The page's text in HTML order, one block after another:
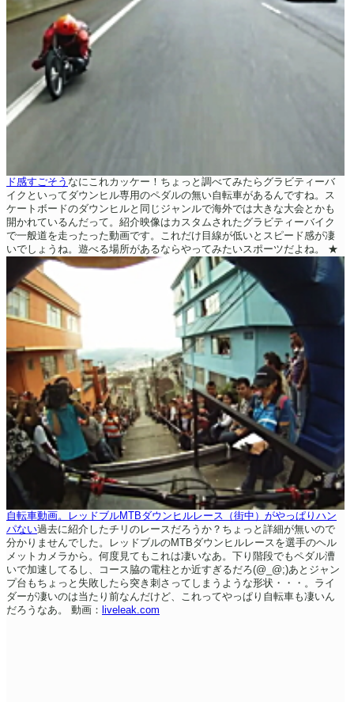
ド感すごそう なにこれカッケー！ちょっと調べてみたらグラビティーバ
イクといってダウンヒル専用のペダルの無い自転車があるんですね。ス
ケートボードのダウンヒルと同じジャンルで海外では大きな大会とかも
開かれているんだって。紹介映像はカスタムされたグラビティーバイク
で一般道を走ったった動画です。これだけ目線が低いとスピード感が凄
いでしょうね。遊べる場所があるならやってみたいスポーツだよね。
★
自転車動画。レッドブルMTBダウンヒルレース（街中）がやっぱりハン
パない過去に紹介したチリのレースだろうか？ちょっと詳細が無いので
分かりませんでした。レッドブルのMTBダウンヒルレースを選手のヘル
メットカメラから。何度見てもこれは凄いなあ。下り階段でもペダル漕
いで加速してるし、コース脇の電柱とか近すぎるだろ(@_@;)あとジャン
プ台もちょっと失敗したら突き刺さってしまうような形状・・・。ライ
ダーが凄いのは当たり前なんだけど、これってやっぱり自転車も凄いん
だろうなあ。
動画： liveleak.com